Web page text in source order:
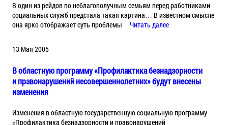
В один из рейдов по неблагополучным семьям перед работниками
социальных служб предстала такая картина… В известном смысле
она ярко отображает суть проблемы
Читать далее
13 Мая 2005
В областную программу «Профилактика безнадзорности
и правонарушений несовершеннолетних» будут внесены
изменения
Изменения в областную государственную социальную программу
«Профилактика безнадзорности и правонарушений